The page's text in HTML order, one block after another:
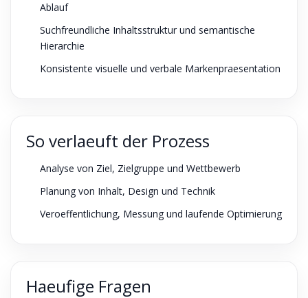
Ablauf
Suchfreundliche Inhaltsstruktur und semantische
Hierarchie
Konsistente visuelle und verbale Markenpraesentation
So verlaeuft der Prozess
Analyse von Ziel, Zielgruppe und Wettbewerb
Planung von Inhalt, Design und Technik
Veroeffentlichung, Messung und laufende Optimierung
Haeufige Fragen